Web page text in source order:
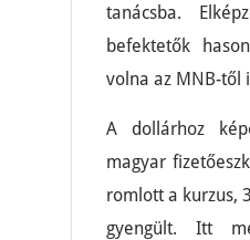
tanácsba.
befektetők
volna az MNB-től
A dollárhoz
magyar
romlott a kurzus,
gyengült. Itt